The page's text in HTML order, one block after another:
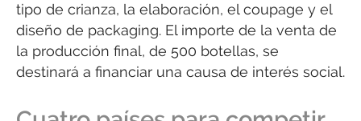
tipo de crianza, la elaboración, el coupage y el
diseño de packaging. El importe de la venta de
la producción final, de 500 botellas, se
destinará a financiar una causa de interés social.